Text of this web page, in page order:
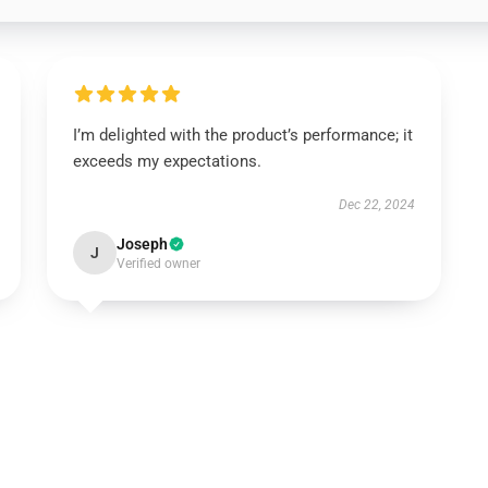
I’m delighted with the product’s performance; it
exceeds my expectations.
Dec 22, 2024
J Joseph
Verified owner